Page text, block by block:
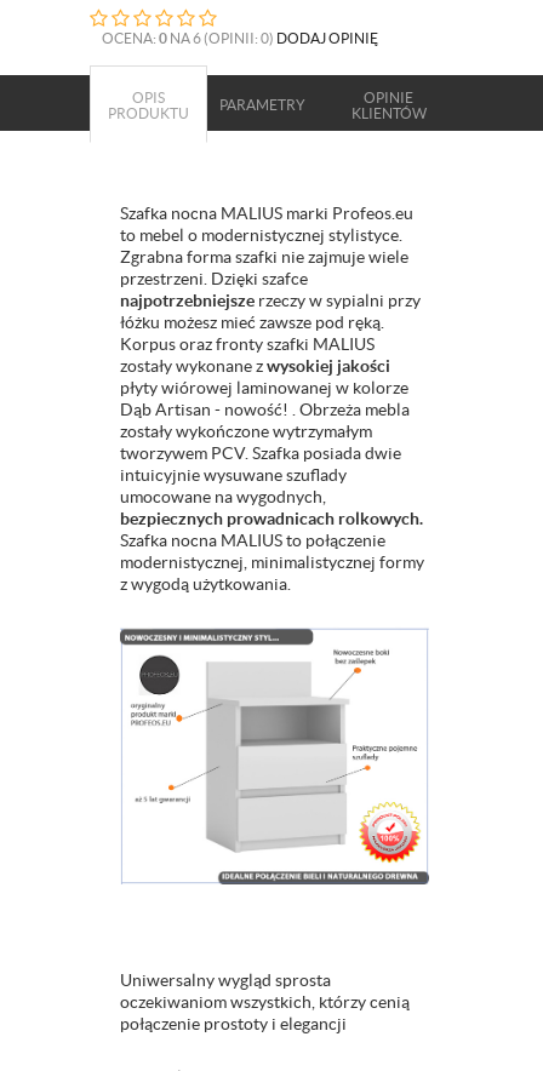
OCENA: 0 NA 6 (OPINII: 0) DODAJ OPINIĘ
OPIS
PRODUKTU
PARAMETRY
OPINIE
KLIENTÓW
Szafka nocna MALIUS marki Profeos.eu
to mebel o modernistycznej stylistyce.
Zgrabna forma szafki nie zajmuje wiele
przestrzeni. Dzięki szafce
najpotrzebniejsze rzeczy w sypialni przy
łóżku możesz mieć zawsze pod ręką.
Korpus oraz fronty szafki MALIUS
zostały wykonane zwysokiej jakości
płyty wiórowej laminowanej w kolorze
Dąb Artisan - nowość! . Obrzeża mebla
zostały wykończone wytrzymałym
tworzywem PCV. Szafka posiada dwie
intuicyjnie wysuwane szuflady
umocowane na wygodnych,
bezpiecznych prowadnicach rolkowych.
Szafka nocna MALIUS to połączenie
modernistycznej, minimalistycznej formy
z wygodą użytkowania.
Uniwersalny wygląd sprosta
oczekiwaniom wszystkich, którzy cenią
połączenie prostoty i elegancji